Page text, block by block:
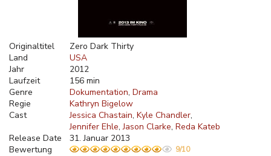
Originaltitel
Zero Dark Thirty
Land
USA
Jahr
2012
Laufzeit
156 min
Genre
Dokumentation Drama
Regie
Kathryn Bigelow
Cast
Jessica Chastain Kyle Chandler
Jennifer Ehle Jason Clarke Reda Kateb
Release Date
31. Januar 2013
Bewertung
9/10